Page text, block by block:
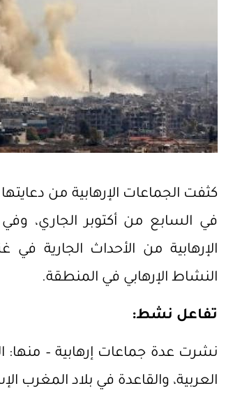
كثفت الجماعات الإرهابية من
في السابع من أكتوبر الجاري،
الإرهابية من الأحداث الجارية في
النشاط الإرهابي في المنطقة.
تفاعل نشط:
نشرت عدة جماعات إرهابية – منها:
العربية، والقاعدة في بلاد المغرب